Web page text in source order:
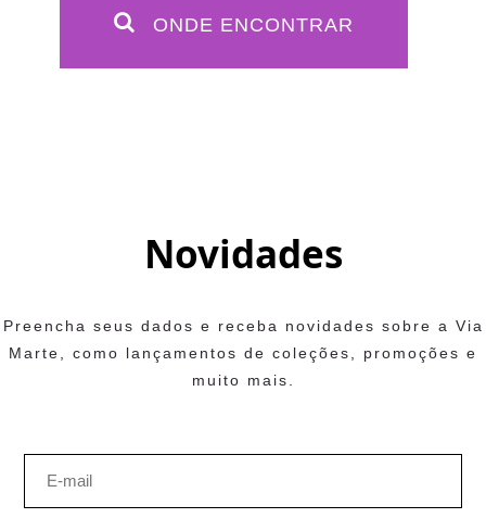
ONDE ENCONTRAR
Novidades
Preencha seus dados e receba novidades sobre a Via
Marte, como lançamentos de coleções, promoções e
muito mais.